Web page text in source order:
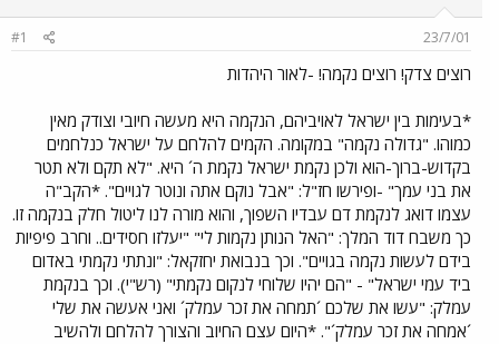
ש
א
ר
23/7/01
#1
רוצים צדק! רוצים נקמה! -לאור היהדות
*בעימות בין ישראל לאויביהם, הנקמה היא מעשה חיובי וצודק מאין
כמוהו. "גדולה נקמה" במקומה. הקמים להלחם על ישראל כנלחמים
בקדוש-ברוך-הוא ולכן נקמת ישראל נקמת ה´ היא. "לא תקם ולא תטר
את בני עמך" -ופירשו חז"ל: "אבל נוקם אתה ונוטר לגויים". *הקב"ה
עצמו דואג לנקמת דם עבדיו השפוך, והוא מורה לנו ליטול חלק בנקמה זו.
כך משבח דוד המלך: "האל הנותן נקמות לי" "יעלזו חסידים.. וחרב פיפיות
בידם לעשות נקמה בגויים". וכך בנבואת יחזקאל: "ונתתי נקמתי באדום
ביד עמי ישראל" - "הם יהיו שלוחי לנקום נקמתי" (רש"י). וכך בנקמת
עמלק: "עשו את שלכם ´תמחה את זכר עמלק´ ואני אעשה את שלי
´אמחה את זכר עמלק´". *היום עצם החיוב והצורך להלחם ולהשיב